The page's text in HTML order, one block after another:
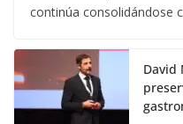
continúa consolidándose
David